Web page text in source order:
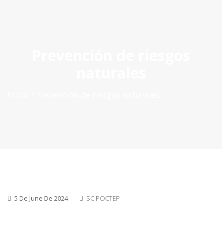
5 De June De 2024 SC POCTEP